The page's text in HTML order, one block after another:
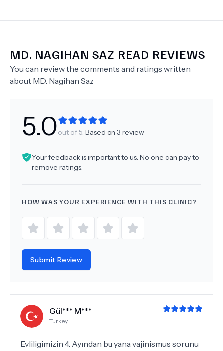
MD. NAGIHAN SAZ READ REVIEWS
You can review the comments and ratings written
about MD. Nagihan Saz
5.0out of 5. Based on 3 review
Your feedback is important to us. No one can pay to
remove ratings.
HOW WAS YOUR EXPERIENCE WITH THIS CLINIC?
Submit Review
Gül*** M***
Turkey
Evliligimizin 4. Ayından bu yana vajinismus sorunu